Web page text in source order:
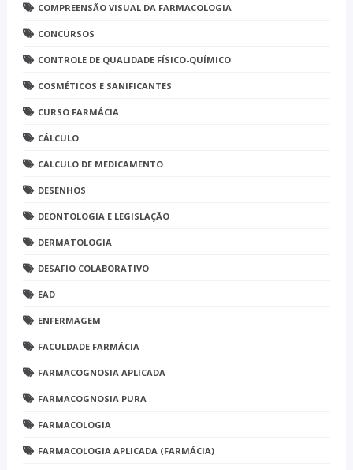
COMPREENSÃO VISUAL DA FARMACOLOGIA
CONCURSOS
CONTROLE DE QUALIDADE FÍSICO-QUÍMICO
COSMÉTICOS E SANIFICANTES
CURSO FARMÁCIA
CÁLCULO
CÁLCULO DE MEDICAMENTO
DESENHOS
DEONTOLOGIA E LEGISLAÇÃO
DERMATOLOGIA
DESAFIO COLABORATIVO
EAD
ENFERMAGEM
FACULDADE FARMÁCIA
FARMACOGNOSIA APLICADA
FARMACOGNOSIA PURA
FARMACOLOGIA
FARMACOLOGIA APLICADA (FARMÁCIA)